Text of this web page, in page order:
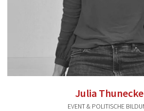
Julia Thunecke
EVENT & POLITISCHE